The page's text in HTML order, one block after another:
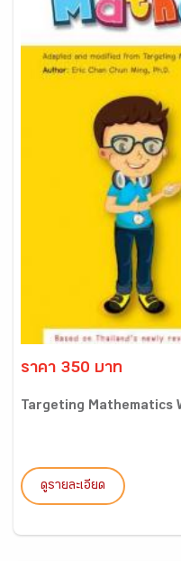
ราคา 350 บาท
Targeting Mathematics
ดูรายละเอียด